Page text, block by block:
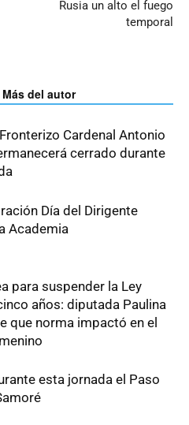
Rusia un alto el fuego
temporal
Más del autor
Cardenal Antonio
cerrado durante
Día del Dirigente
Academia
para suspender la Ley
años: diputada Paulina
que norma impactó en el
esta jornada el Paso